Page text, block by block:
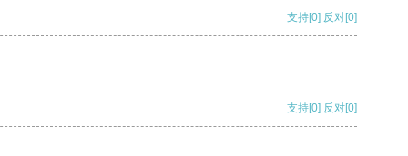
支持[0] 反对[0]
支持[0] 反对[0]